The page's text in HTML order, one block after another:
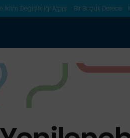
İklim Değişlikliği Algısı Bir Buçuk Derece